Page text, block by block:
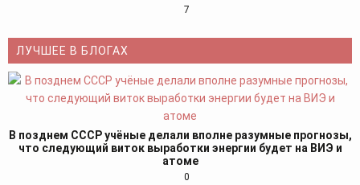
7
ЛУЧШЕЕ В БЛОГАХ
В позднем СССР учёные делали вполне разумные прогнозы,
что следующий виток выработки энергии будет на ВИЭ и
атоме
0